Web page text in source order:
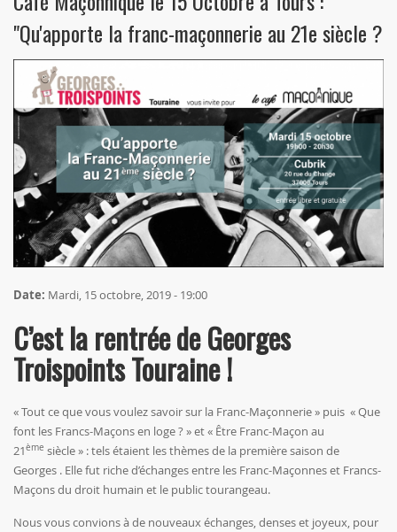
"Qu'apporte la franc-maçonnerie au 21e siècle ?
Date: Mardi, 15 octobre, 2019 - 19:00
C’est la rentrée de Georges
Troispoints Touraine !
« Tout ce que vous voulez savoir sur la Franc-Maçonnerie » puis « Que
font les Francs-Maçons en loge ? » et « Être Franc-Maçon au
21ème siècle » : tels étaient les thèmes de la première saison de
Georges . Elle fut riche d’échanges entre les Franc-Maçonnes et Francs-
Maçons du droit humain et le public tourangeau.
Nous vous convions à de nouveaux échanges, denses et joyeux, pour